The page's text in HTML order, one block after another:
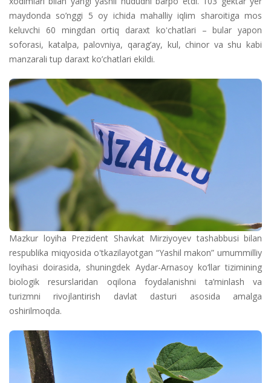
maydonda so’nggi 5 oy ichida mahalliy iqlim sharoitiga mos
keluvchi 60 mingdan ortiq daraxt koʻchatlari – bular yapon
soforasi, katalpa, palovniya, qarag’ay, kul, chinor va shu kabi
manzarali tup daraxt ko’chatlari ekildi.
Mazkur loyiha Prezident Shavkat Mirziyoyev tashabbusi bilan
respublika miqyosida o'tkazilayotgan “Yashil makon” umummilliy
loyihasi doirasida, shuningdek Aydar-Arnasoy ko‘llar tizimining
biologik resurslaridan oqilona foydalanishni ta’minlash va
turizmni rivojlantirish davlat dasturi asosida amalga
oshirilmoqda.